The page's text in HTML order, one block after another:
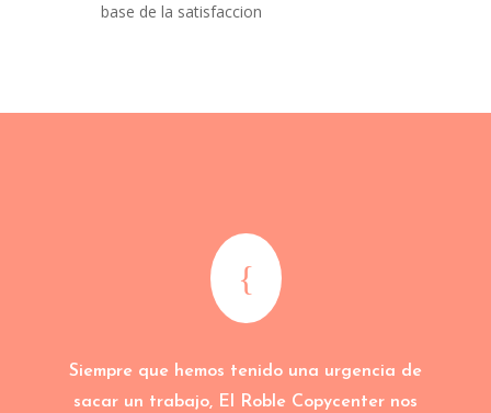
base de la satisfaccion
{
Siempre que hemos tenido una urgencia de
sacar un trabajo, El Roble Copycenter nos